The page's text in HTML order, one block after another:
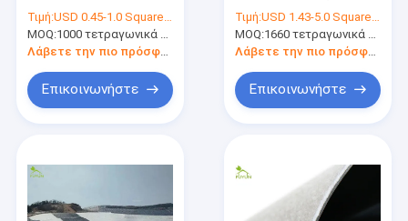
έλεγχο διάβρωσης
διατηρώντας τοίχων
Τιμή:USD 0.45-1.0 Square Meter
MOQ:1000 τετραγωνικά μέτρα
Λάβετε την πιο πρόσφατη τιμή
Επικοινωνήστε
βεντονίτη 50*6m για
τις εγκαταστάσεις
λυμάτων
Τιμή:USD 1.43-5.0 Square Meter
MOQ:1660 τετραγωνικά μέτρα
Λάβετε την πιο πρόσφατη τιμή
Επικοινωνήστε